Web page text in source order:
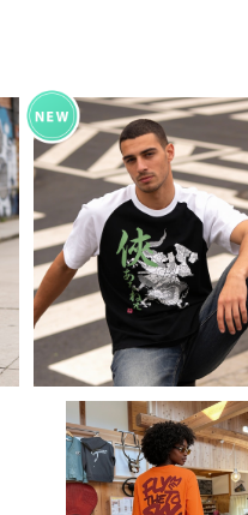
Japan art kanji
ヘビーウェイト Tシャツ
shirt オリジナル デザイ
リカン カジュアル バイ
ング コーデ インナー ト
アンダー ウェア カット
人気 定番 重ね着 和風
tfit worldwide
侠気
¥5,500